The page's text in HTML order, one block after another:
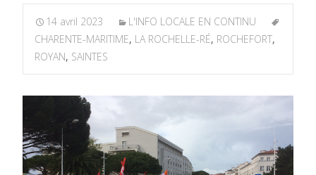
14 avril 2023
L'INFO LOCALE EN CONTINU
CHARENTE-MARITIME, LA ROCHELLE-RÉ, ROCHEFORT,
ROYAN, SAINTES